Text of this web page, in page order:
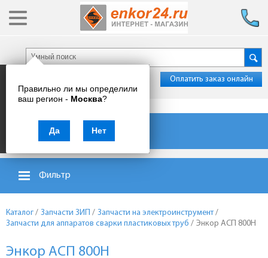
Правильно ли мы определили
ваш регион - Москва?
Да Нет
Оплатить заказ онлайн
Каталог товаров
Фильтр
Каталог / Запчасти ЗИП / Запчасти на электроинструмент/
Запчасти для аппаратов сварки пластиковых труб / Энкор АСП 800Н
Энкор АСП 800Н